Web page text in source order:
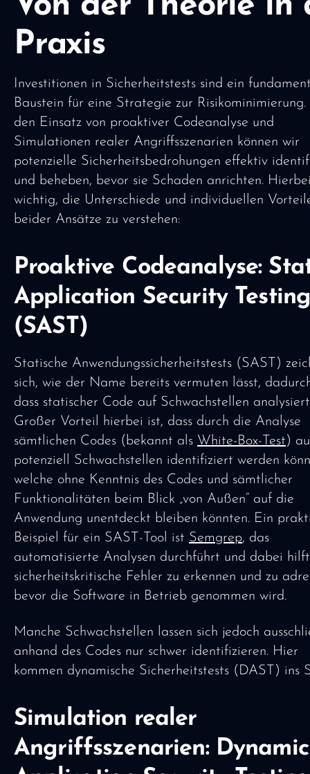
Praxis
Investitionen in Sicherheitstests sind ein
Baustein für eine Strategie zur Risikominimierung.
den Einsatz von proaktiver Codeanalyse und
Simulationen realer Angriffsszenarien können wir
potenzielle Sicherheitsbedrohungen effektiv
und beheben, bevor sie Schaden anrichten.
wichtig, die Unterschiede und individuellen
beider Ansätze zu verstehen:
Proaktive Codeanalyse:
Application Security
(SAST)
Statische Anwendungssicherheitstests (SAST)
sich, wie der Name bereits vermuten lässt,
dass statischer Code auf Schwachstellen
Großer Vorteil hierbei ist, dass durch die Analyse
sämtlichen Codes (bekannt als White-Box-Test )
potenziell Schwachstellen identifiziert werden
welche ohne Kenntnis des Codes und sämtlicher
Funktionalitäten beim Blick „von Außen“ auf die
Anwendung unentdeckt bleiben könnten. Ein
Beispiel für ein SAST-Tool ist Semgrep, das
automatisierte Analysen durchführt und dabei
sicherheitskritische Fehler zu erkennen und zu
bevor die Software in Betrieb genommen wird.
Manche Schwachstellen lassen sich jedoch
anhand des Codes nur schwer identifizieren. Hier
kommen dynamische Sicherheitstests (DAST) ins
Simulation realer
Angriffsszenarien: Dynamic